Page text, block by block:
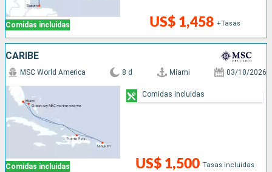
Comidas incluidas US$ 1,458 +Tasas
CARIBE
Comidas incluidas
MSC World America 8 d Miami 03/10/2026
US$ 1,500 Tasas incluidas
Comidas incluidas